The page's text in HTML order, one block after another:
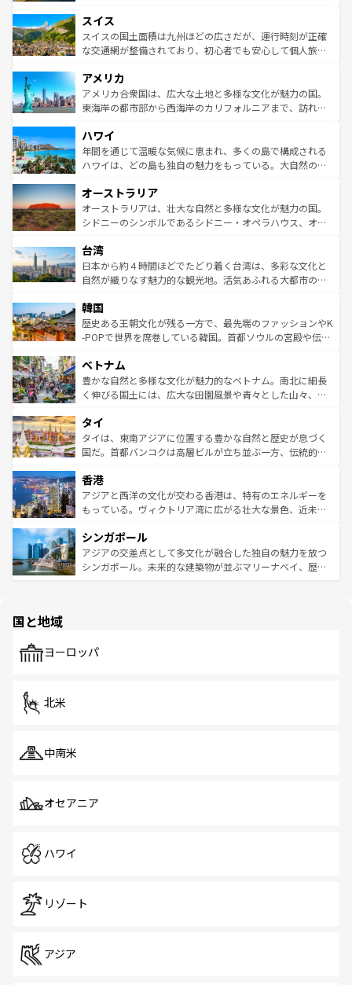
れる地方に足を運ぶとそれぞれで全く異なる文化を体験で
きるだろう。 なお、新着のフランス情報はコンテンツ一覧
を参照してほしい。
は、お酒好きな人にはぜひ体験してほしい。 なお、新着の
ドイツ情報はコンテンツ一覧を参照してほしい。
リアごとに異なる魅力がある。また、優雅なアフタヌーン
ティー、ビール好きにはたまらない英国パブ、サッカー観
戦など、本場だからこそできる体験も豊富。イギリスを旅
ンツ一覧を参照してほしい。
スイス
スイスの国土面積は九州ほどの広さだが、運行時刻が正確
な交通網が整備されており、初心者でも安心して個人旅行
の建物がそのまま残る町や、スイスならではのユニークな
博物館もあり、アルプス観光だけでなく町歩きも満喫する
ことができる。国民の所得が高いため物価も高いが、旅行
ば市内交通費無料で観光を楽しむこともできる。 なお、新
着のスイス情報はコンテンツ一覧 を参照してほしい。
アメリカ
アメリカ合衆国は、広大な土地と多様な文化が魅力の国。
東海岸の都市部から西海岸のカリフォルニアまで、訪れる
のような巨大都市は、観光、ショッピング、エンターテイ
ンメントが詰まった刺激的なスポットだ。一方、アメリカ
西部には大自然が広がり、グランドキャニオンやイエロー
部のニューオーリンズでは、音楽と美食が融合した独特の
文化が魅力。旅行者はアメリカの各地域で異なる魅力を楽
しみながら、その多様性と豊かな歴史を感じることができ
ならではの贅沢な旅のスタイルだ。 なお、新着のアメリカ
情報はコンテンツ一覧を参照してほしい。
ハワイ
年間を通じて温暖な気候に恵まれ、多くの島で構成される
ハワイは、どの島も独自の魅力をもっている。大自然の神
ワイ島は見逃せない。また、定番の観光地といえばオアフ
島だが、静かな自然を求めるならマウイ島やカウアイ島が
おすすめ。エメラルドグリーンに輝く海をはじめ、豊かな
れるおもてなしの心で訪れる人々を迎えてくれるハワイの
人々、おいしいローカルフードやハワイアンミュージッ
ク、伝統的なフラダンスなど、すべてがハワイの魅力を彩
ワイを、存分に味わってほしい。 なお、新着のハワイ情報
はコンテンツ一覧を参照してほしい。
オーストラリア
オーストラリアは、壮大な自然と多様な文化が魅力の国。
シドニーのシンボルであるシドニー・オペラハウス、オー
リアリーフや大陸中央部にそびえるウルル（エアーズロッ
ク）、タスマニアの美しい原生林やケアンズの熱帯雨林な
ど、見どころがたくさん。また、カフェやワイン、オージ
いる。アクティビティも充実しており、サーフィンやダイ
ビング、ハイキングなど、アウトドア好きにはたまらな
い。オーストラリアの多彩な魅力を存分に味わいつくそ
参照してほしい。
台湾
日本から約４時間ほどでたどり着く台湾は、多彩な文化と
自然が織りなす魅力的な観光地。活気あふれる大都市の台
ン）、静ひつな山岳地帯である台湾東部など、都市の喧騒
と山間の静けさが共存しており、訪れる人に新しい発見と
驚きをもたらしてくれる。また、奥深い台湾の食文化も魅
容にもいいと評判のスイーツなど、バラエティ豊かな料理
が味わえる。 なお、新着の台湾情報は コンテンツ一覧を参
照してほしい。
韓国
歴史ある王朝文化が残る一方で、最先端のファッションやK
-POPで世界を席巻している韓国。首都ソウルの宮殿や伝統
き、地方に足を延ばせば四季折々の自然美を楽しむことが
できる。そして、キムチや焼肉、絶品のストリートフード
まで、さまざまな韓国料理が待っている。夜には、韓国な
リティに包まれながら、韓国の多彩な魅力を心ゆくまで味
わってみてほしい。 なお、新着の韓国情報はコンテンツ一
覧を参照してほしい。
ベトナム
豊かな自然と多様な文化が魅力的なベトナム。南北に細長
く伸びる国土には、広大な田園風景や青々とした山々、世
急速な発展と共に伝統が息づく。ハノイの古い町並みやホ
ーチミン市のフランス統治時代の建物も、独特の雰囲気を
醸し出している。また、バラエティの豊かさとおいしさで
とつ。フォーやバインミー、ベトナムコーヒーなどは、ぜ
ひ現地で味わいたい。どの地域を訪れてもあたたかい人々
が旅行者を迎えてくれるので、きっと忘れられない旅にな
参照してほしい。
タイ
タイは、東南アジアに位置する豊かな自然と歴史が息づく
国だ。首都バンコクは高層ビルが立ち並ぶ一方、伝統的な
の活気が交差している。北部ではチェンマイなどの山岳地
帯で自然と触れ合い、南部ではプーケットやクラビの美し
いビーチでリゾート気分を楽しむことができる。タイ料理
激する。気候は一年中温暖で、どの季節にも異なる楽しみ
が待っている。親しみやすいタイの人々、仏教を中心とし
た文化、そして多様な観光資源が、訪れる旅人を魅了し続
香港
アジアと西洋の文化が交わる香港は、特有のエネルギーを
もっている。ヴィクトリア湾に広がる壮大な景色、近未来
み、どこを訪れても感動するはず。観光スポットが密集し
ており、効率よく見どころを回れるのも魅力。息をのむよ
うな絶景から文化的な体験まで、香港を存分に楽しみ尽く
シンガポール
アジアの交差点として多文化が融合した独自の魅力を放つ
シンガポール。未来的な建築物が並ぶマリーナベイ、歴史
で、ホーカーズは地元の風情を楽しめる外せないスポット
国と地域
ヨーロッパ
北米
中南米
オセアニア
ハワイ
リゾート
アジア